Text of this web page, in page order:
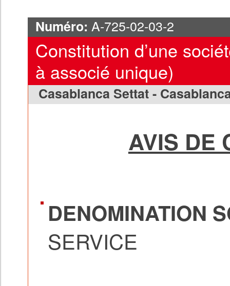
Numéro: A-725-02-03-2
Constitution d’une
à associé unique)
Casablanca Settat -
AVIS DE
DENOMINATION
SERVICE